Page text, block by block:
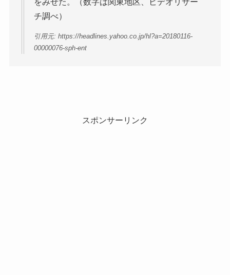
をみせた。（数字は関東地区、ビデオリサー
チ調べ）
引用元: https://headlines.yahoo.co.jp/hl?a=20180116-
00000076-sph-ent
スポンサーリンク